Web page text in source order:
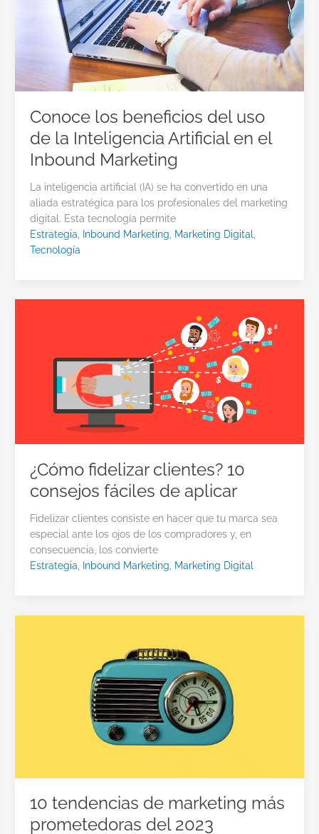
Conoce los beneficios del uso
de la Inteligencia Artificial en el
Inbound Marketing
La inteligencia artificial (IA) se ha convertido en una
aliada estratégica para los profesionales del marketing
digital. Esta tecnología permite
Estrategia Inbound Marketing Marketing Digital
Tecnología
¿Cómo fidelizar clientes? 10
consejos fáciles de aplicar
Fidelizar clientes consiste en hacer que tu marca sea
especial ante los ojos de los compradores y, en
consecuencia, los convierte
Estrategia
Inbound Marketing Marketing Digital
10 tendencias de marketing más
prometedoras del 2023